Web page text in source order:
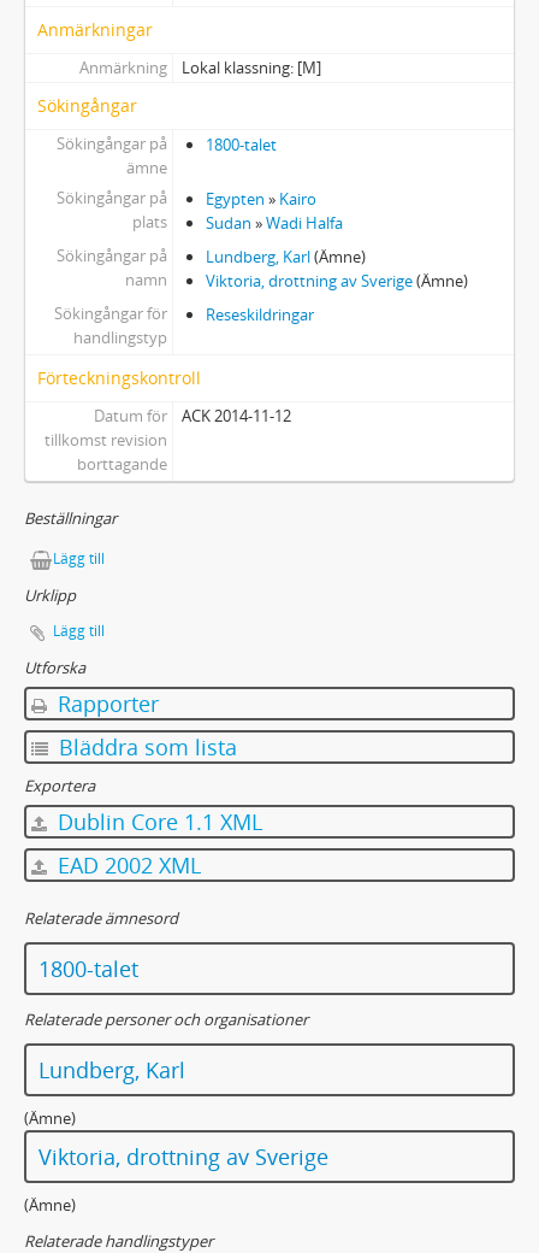
Anmärkningar
Anmärkning Lokal klassning: [M]
Sökingångar
Sökingångar på
ämne
1800-talet
Sökingångar på
plats
Egypten » Kairo
Sudan »Wadi Halfa
Sökingångar på
namn
Lundberg, Karl(Ämne)
Viktoria, drottning av Sverige(Ämne)
Sökingångar för
handlingstyp
Reseskildringar
Förteckningskontroll
Datum för
tillkomst revision
borttagande
ACK 2014-11-12
Beställningar
Lägg till
Urklipp
Lägg till
Utforska
Rapporter
Bläddra som lista
Exportera
Dublin Core 1.1 XML
EAD 2002 XML
Relaterade ämnesord
1800-talet
Relaterade personer och organisationer
Lundberg, Karl
(Ämne)
Viktoria, drottning av Sverige
(Ämne)
Relaterade handlingstyper